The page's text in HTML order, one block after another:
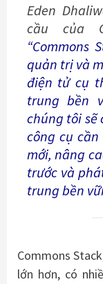
Eden
cầu của
“Commons
quản trị và
điện tử cụ
trung bền
chúng tôi sẽ
công cụ
mới, nâng
trước và
trung bền
Commons
lớn hơn, có